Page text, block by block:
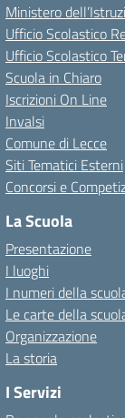
Ministero
Ufficio Scolastico
Ufficio Scolastico
Scuola in Chiaro
Iscrizioni On Line
Invalsi
Comune di Lecce
Siti Tematici Esterni
Concorsi e
La Scuola
Presentazione
I luoghi
I numeri della
Le carte della
Organizzazione
La storia
I Servizi